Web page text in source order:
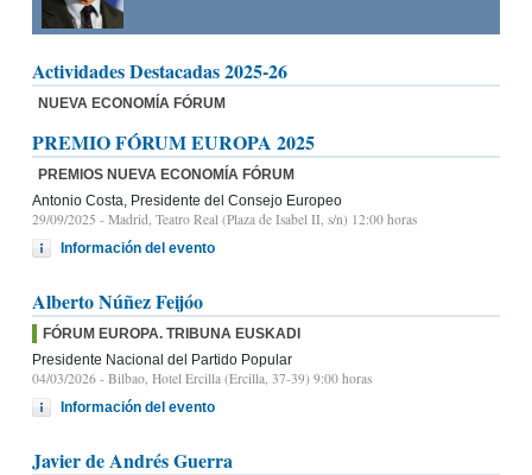
Actividades Destacadas 2025-26
NUEVA ECONOMÍA FÓRUM
PREMIO FÓRUM EUROPA 2025
PREMIOS NUEVA ECONOMÍA FÓRUM
Antonio Costa, Presidente del Consejo Europeo
29/09/2025 - Madrid, Teatro Real (Plaza de Isabel II, s/n) 12:00 horas
Información del evento
Alberto Núñez Feijóo
FÓRUM EUROPA. TRIBUNA EUSKADI
Presidente Nacional del Partido Popular
04/03/2026 - Bilbao, Hotel Ercilla (Ercilla, 37-39) 9:00 horas
Información del evento
Javier de Andrés Guerra